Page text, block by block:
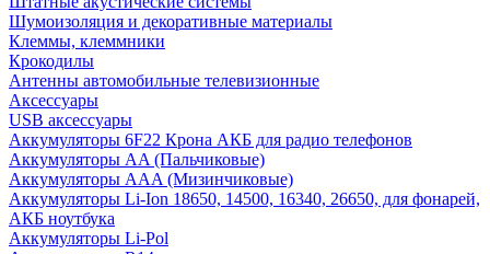
Шумоизоляция и декоративные материалы
Клеммы, клеммники
Крокодилы
Антенны автомобильные телевизионные
Аксессуары
USB аксессуары
Аккумуляторы 6F22 Крона АКБ для радио телефонов
Аккумуляторы AA (Пальчиковые)
Аккумуляторы AAA (Мизинчиковые)
Аккумуляторы Li-Ion 18650, 14500, 16340, 26650, для фонарей,
АКБ ноутбука
Аккумуляторы Li-Pol